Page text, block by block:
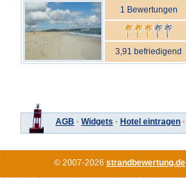
1 Bewertungen
3,91 befriedigend
AGB · Widgets · Hotel eintragen ·
© 2007-2026 strandbewertung.de